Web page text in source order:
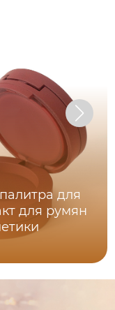
для
для румян